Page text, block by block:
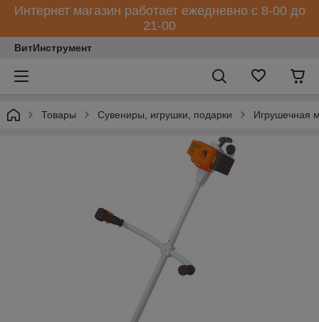
Интернет магазин работает ежедневно с 8-00 до
21-00
ВитИнструмент
Товары Сувениры, игрушки, подарки Игрушечная